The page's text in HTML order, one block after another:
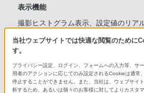
表示機能
撮影ヒストグラム表示、設定値のリア
ラ、動画マーカー
ファインダーフレームレート選択
STD 60fps / HI 120fps
当社ウェブサイトでは快適な閲覧のために
す。
プライバシー設定、ログイン、フォームへの入力等、サ
用者のアクションに応じてのみ設定されるCookieは通常
停止することができません。また、当社は、ウェブサイ
析するため、あるいは個々のお客様に対してよりカスタ